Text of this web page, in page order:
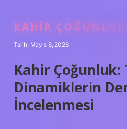
KAHIR
Tarih: Mayıs 6, 2026
Kahir Çoğunluk:
Dinamiklerin
İncelenmesi